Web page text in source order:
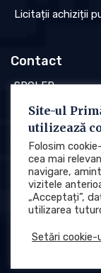
Licitații achiziții
Contact
SPCLEP
Stare civilă
Poliția locală
Protecția datelor cu
Primăria
Site-ul
utilizează
Folosim
cea mai
navigare,
vizitele
„Acceptați”,
utilizarea
Setări cookie-